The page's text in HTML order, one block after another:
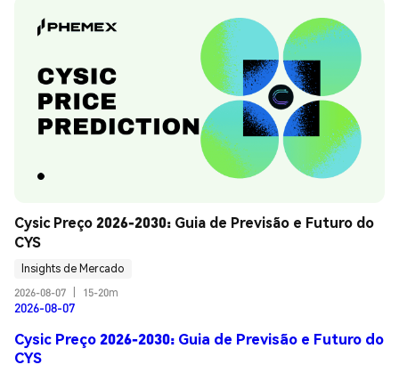
Cysic Preço 2026-2030: Guia de Previsão e Futuro do
CYS
Insights de Mercado
2026-08-07
15-20m
2026-08-07
Cysic Preço 2026-2030: Guia de Previsão e Futuro do
CYS